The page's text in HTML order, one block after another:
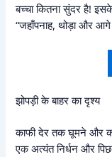
बच्चा कितना सुंदर है!
“जहाँपनाह, थोड़ा और
झोपड़ी के बाहर का दृश्य
काफी देर तक घूमने और
एक अत्यंत निर्धन और